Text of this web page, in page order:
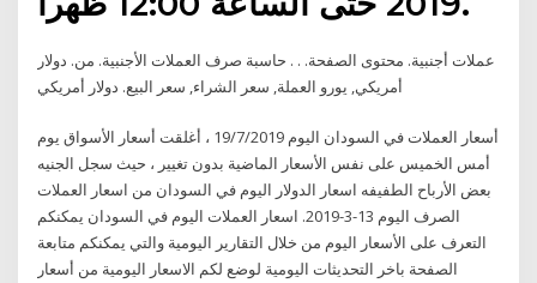
عملات أجنبية. محتوى الصفحة. ​​​​​​​​​​​​​​. ​. حاسبة صرف العملات الأجنبية​​​​. من. دولار
أسعار العملات في السودان اليوم 19/7/2019 ، أغلقت أسعار الأسواق يوم
أمس الخميس على نفس الأسعار الماضية بدون تغيير ، حيث سجل الجنيه
بعض الأرباح الطفيفه اسعار الدولار اليوم في السودان من اسعار العملات
الصرف اليوم 13-3-2019. اسعار العملات اليوم في السودان يمكنكم
التعرف على الأسعار اليوم من خلال التقارير اليومية والتي يمكنكم متابعة
الصفحة باخر التحديثات اليومية لوضع لكم الاسعار اليومية من أسعار